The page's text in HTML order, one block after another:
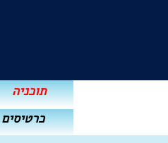
תוכניה
כרטיסים